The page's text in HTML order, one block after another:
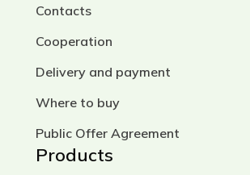
Contacts
Cooperation
Delivery and payment
Where to buy
Public Offer Agreement
Products